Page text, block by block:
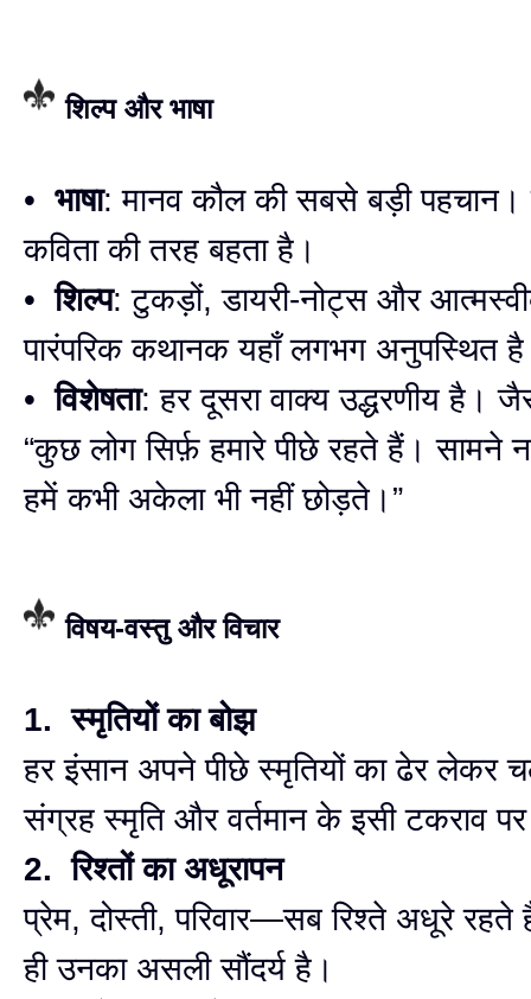
शिल्प और भाषा
• भाषा: मानव कौल की सबसे बड़ी पहचान।
कविता की तरह बहता है।
•शिल्प: टुकड़ों, डायरी-नोट्स और
पारंपरिक कथानक यहाँ लगभग अनुपस्थित
•विशेषता: हर दूसरा वाक्य उद्धरणीय है।
“कुछ लोग सिर्फ़ हमारे पीछे रहते हैं। सामने
हमें कभी अकेला भी नहीं छोड़ते।”
विषय-वस्तु और विचार
1. स्मृतियों का बोझ
हर इंसान अपने पीछे स्मृतियों का ढेर लेकर
संग्रह स्मृति और वर्तमान के इसी टकराव
2. रिश्तों का अधूरापन
प्रेम, दोस्ती, परिवार—सब रिश्ते अधूरे
ही उनका असली सौंदर्य है।